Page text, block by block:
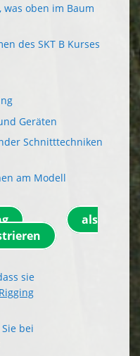
oben im Baum
des SKT B Kurses
Geräten
Schnitttechniken
am Modell
als
sie
Rigging
bei